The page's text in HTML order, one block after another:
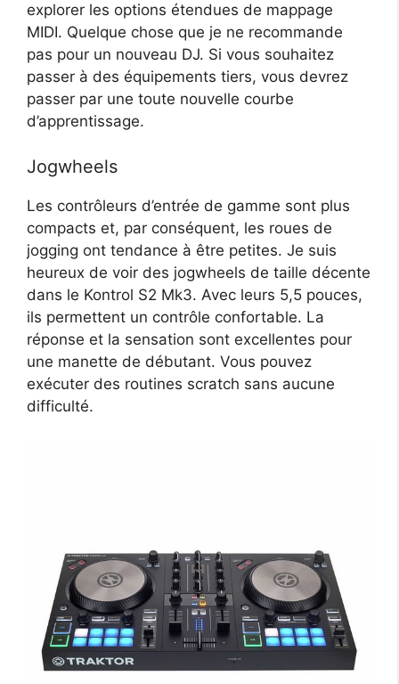
explorer les options étendues de mappage
MIDI. Quelque chose que je ne recommande
pas pour un nouveau DJ. Si vous souhaitez
passer à des équipements tiers, vous devrez
passer par une toute nouvelle courbe
d’apprentissage.
Jogwheels
Les contrôleurs d’entrée de gamme sont plus
compacts et, par conséquent, les roues de
jogging ont tendance à être petites. Je suis
heureux de voir des jogwheels de taille décente
dans le Kontrol S2 Mk3. Avec leurs 5,5 pouces,
ils permettent un contrôle confortable. La
réponse et la sensation sont excellentes pour
une manette de débutant. Vous pouvez
exécuter des routines scratch sans aucune
difficulté.